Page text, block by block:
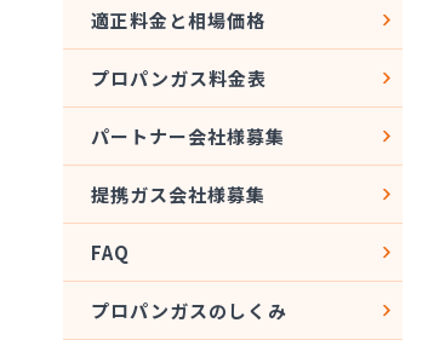
適正料金と相場価格
プロパンガス料金表
パートナー会社様募集
提携ガス会社様募集
FAQ
プロパンガスのしくみ